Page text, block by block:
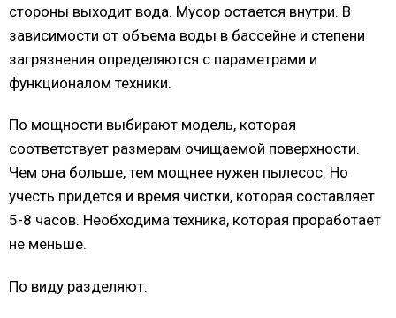
стороны выходит вода. Мусор остается внутри. В
зависимости от объема воды в бассейне и степени
загрязнения определяются с параметрами и
функционалом техники.
По мощности выбирают модель, которая
соответствует размерам очищаемой поверхности.
Чем она больше, тем мощнее нужен пылесос. Но
учесть придется и время чистки, которая составляет
5-8 часов. Необходима техника, которая проработает
не меньше.
По виду разделяют: